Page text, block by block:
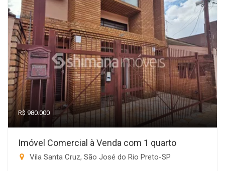
R$ 980.000
Imóvel Comercial à Venda com 1 quarto
Vila Santa Cruz, São José do Rio Preto-SP